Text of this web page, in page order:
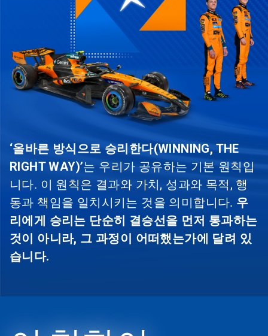
‘올바른 방식으로 승리한다(WINNING, THE
RIGHT WAY)’는 우리가 공유하는 기본 원칙입
니다. 이 원칙은 결과와 가치, 성과와 목적, 행
동과 책임을 일치시키는 것을 의미합니다. 우
리에게 승리는 단순히 결승선을 먼저 통과하는
것이 아니라, 그 과정이 어떠했는가에 달려 있
습니다.